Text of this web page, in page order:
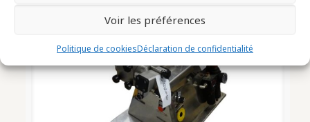
Voir les préférences
Politique de cookiesDéclaration de confidentialité